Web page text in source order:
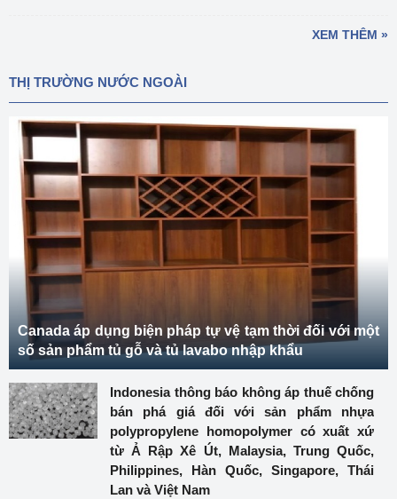
XEM THÊM »
THỊ TRƯỜNG NƯỚC NGOÀI
Canada áp dụng biện pháp tự vệ tạm thời đối với một
số sản phẩm tủ gỗ và tủ lavabo nhập khẩu
Indonesia thông báo không áp thuế chống
bán phá giá đối với sản phẩm nhựa
polypropylene homopolymer có xuất xứ
từ Ả Rập Xê Út, Malaysia, Trung Quốc,
Philippines, Hàn Quốc, Singapore, Thái
Lan và Việt Nam